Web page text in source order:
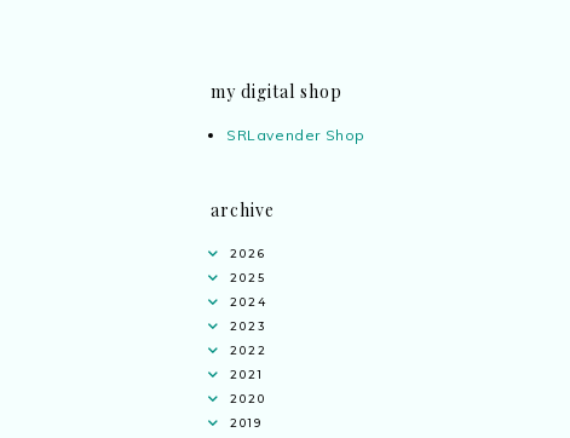
my digital shop
SRLavender Shop
archive
2026
2025
2024
2023
2022
2021
2020
2019